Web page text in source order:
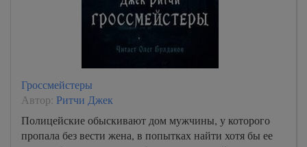
Гроссмейстеры
Автор: Ритчи Джек
Полицейские обыскивают дом мужчины, у которого
пропала без вести жена, в попытках найти хотя бы ее